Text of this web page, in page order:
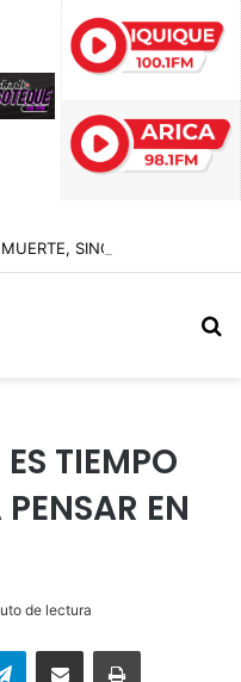
TIEMPO
EN
de lectura
TelegramEnviar vía email Imprimir